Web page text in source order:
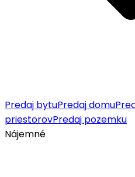
Predaj bytuPredaj domu
priestorovPredaj pozemku
Nájemné